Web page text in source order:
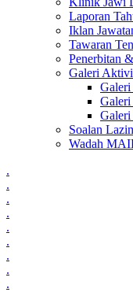
Laporan
Iklan
Tawaran
Penerbitan
Galeri
Soalan
Wadah
.
.
.
.
.
.
.
.
.